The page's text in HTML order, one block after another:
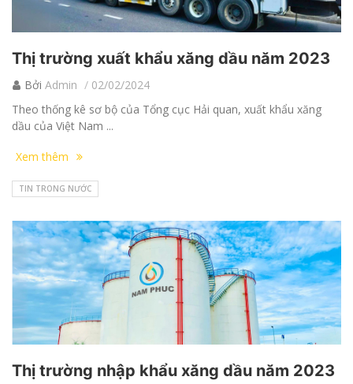
Thị trường xuất khẩu xăng dầu năm 2023
Bởi Admin
02/02/2024
Theo thống kê sơ bộ của Tổng cục Hải quan, xuất khẩu xăng
dầu của Việt Nam ...
Xem thêm
TIN TRONG NƯỚC
Thị trường nhập khẩu xăng dầu năm 2023